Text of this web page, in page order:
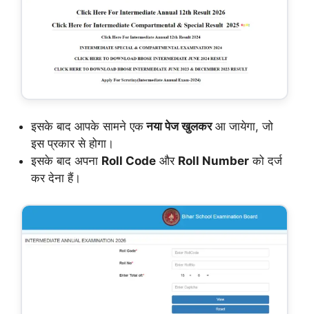
इसके बाद आपके सामने एकनया पेज खुलकरआ जायेगा, जो
इस प्रकार से होगा।
इसके बाद अपना Roll Code और Roll Number को दर्ज
कर देना हैं।